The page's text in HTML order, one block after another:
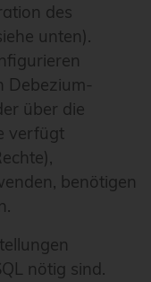
des
unten).
Debezium-
über die
verfügt
benötigen
nötig sind.